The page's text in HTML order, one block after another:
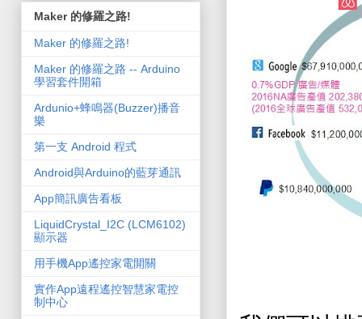
Maker 的修羅之路!
Maker 的修羅之路!
Maker 的修羅之路 -- Arduino
學習套件開箱
Ardunio+蜂鳴器(Buzzer)播音
樂
第一支 Android 程式
Android與Arduino的藍芽通訊
App簡訊廣告看板
LiquidCrystal_I2C (LCM6102)
顯示器
用手機App遙控家電開關
實作App遠程遙控智慧家電控
制中心